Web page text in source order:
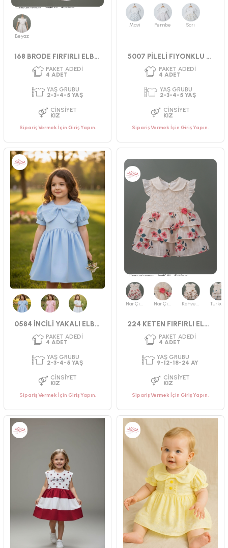
PAKET ADEDI
4ADET
YAŞ GRUBU
2-3-4-5 YAŞ
CINSIYET
KIZ
PAKET ADEDI
4ADET
YAŞ GRUBU
2-3-4-5 YAŞ
CINSIYET
KIZ
Beyaz
168 BRODE FIRFIRLI ELBİSE
PAKET ADEDI
4ADET
YAŞ GRUBU
2-3-4-5 YAŞ
CINSIYET
KIZ
Sipariş Vermek İçin Giriş Yapın.
Mavi Pembe Sarı
5007 PİLELİ FIYONKLU ELBİSE 2-5 YAŞ
PAKET ADEDI
4 ADET
YAŞ GRUBU
2-3-4-5 YAŞ
CINSIYET
KIZ
Sipariş Vermek İçin Giriş Yapın.
0584 İNCİLİ YAKALI ELBİSE
Sipariş Vermek İçin Giriş Yapın.
Nar Çiçeği Nar Çiçeği Kahverengi
224 KETEN FIRFIRLI ELBİSE
Sipariş Vermek İçin Giriş Yapın.